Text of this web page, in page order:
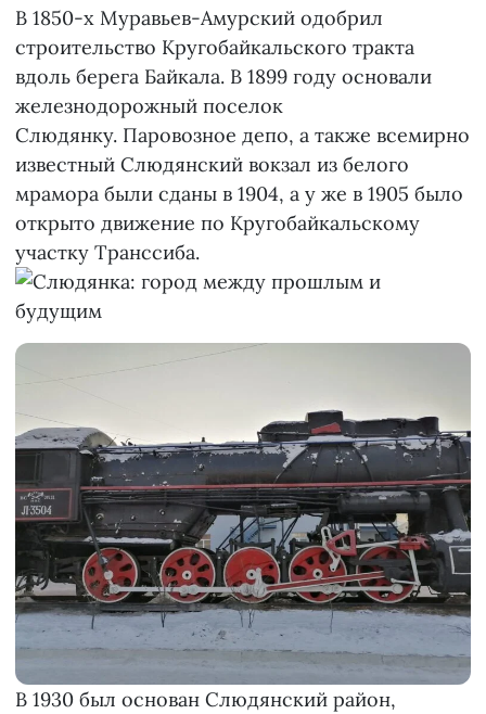
В 1850-х Муравьев-Амурский одобрил
строительство Кругобайкальского тракта
вдоль берега Байкала. В 1899 году основали
железнодорожный поселок
Слюдянку. Паровозное депо, а также всемирно
известный Слюдянcкий вокзал из белого
мрамора были сданы в 1904, а у же в 1905 было
открыто движение по Кругобайкальскому
участку Транссиба.
В 1930 был основан Слюдянский район,